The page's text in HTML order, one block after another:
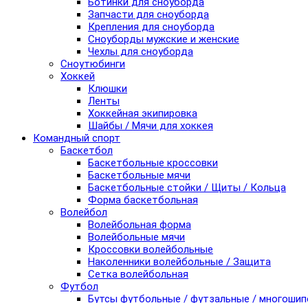
Запчасти для сноуборда
Крепления для сноуборда
Сноуборды мужские и женские
Чехлы для сноуборда
Сноутюбинги
Хоккей
Клюшки
Ленты
Хоккейная экипировка
Шайбы / Мячи для хоккея
Командный спорт
Баскетбол
Баскетбольные кроссовки
Баскетбольные мячи
Баскетбольные стойки / Щиты / Кольца
Форма баскетбольная
Волейбол
Волейбольная форма
Волейбольные мячи
Кроссовки волейбольные
Наколенники волейбольные / Защита
Сетка волейбольная
Футбол
Бутсы футбольные / футзальные /